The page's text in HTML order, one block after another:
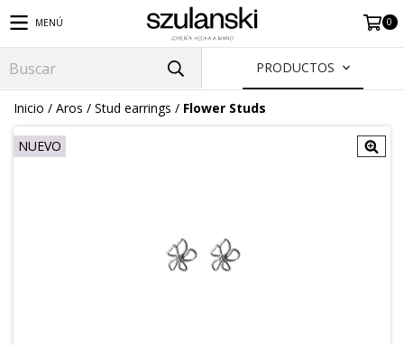
MENÚ 0
PRODUCTOS
Inicio / Aros / Stud earrings / Flower Studs
NUEVO